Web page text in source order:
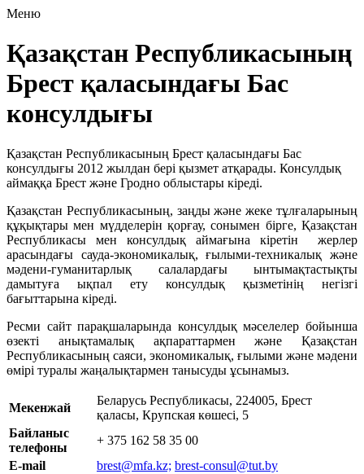
Меню
Қазақстан Республикасының
Брест қаласындағы Бас
консулдығы
Қазақстан Республикасының Брест қаласындағы Бас
консулдығы 2012 жылдан бері қызмет атқарады. Консулдық
аймаққа Брест және Гродно облыстары кіреді.
Қазақстан Республикасының, заңды және жеке тұлғаларының
құқықтары мен мүдделерін қорғау, сонымен бірге, Қазақстан
Республикасы мен консулдық аймағына кіретін жерлер
арасындағы сауда-экономикалық, ғылыми-техникалық және
мәдени-гуманитарлық салалардағы ынтымақтастықты
дамытуға ықпал ету консулдық қызметінің негізгі
бағыттарына кіреді.
Ресми сайт парақшаларында консулдық мәселелер бойынша
өзекті анықтамалық ақпараттармен және Қазақстан
Республикасының саяси, экономикалық, ғылыми және мәдени
өмірі туралы жаңалықтармен танысуды ұсынамыз.
Мекенжай
Беларусь Республикасы, 224005, Брест
қаласы, Крупская көшесі, 5
Байланыс
телефоны
+ 375 162 58 35 00
E-mail
brest@mfa.kz; brest-consul@tut.by